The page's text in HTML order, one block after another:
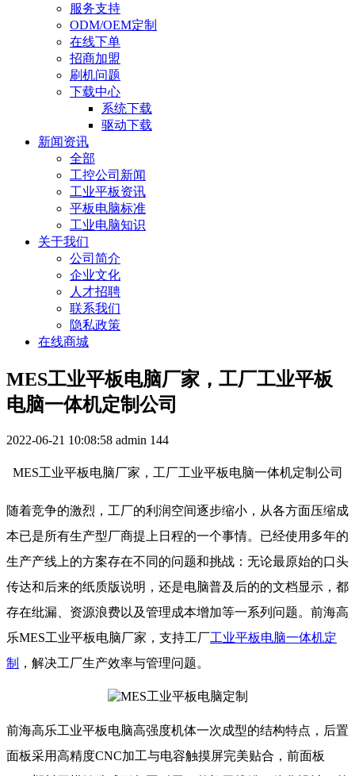
服务支持
ODM/OEM定制
在线下单
招商加盟
刷机问题
下载中心
系统下载
驱动下载
新闻资讯
全部
工控公司新闻
工业平板资讯
平板电脑标准
工业电脑知识
关于我们
公司简介
企业文化
人才招聘
联系我们
隐私政策
在线商城
MES工业平板电脑厂家，工厂工业平板
电脑一体机定制公司
2022-06-21 10:08:58 admin 144
MES工业平板电脑厂家，工厂工业平板电脑一体机定制公司
随着竞争的激烈，工厂的利润空间逐步缩小，从各方面压缩成
本已是所有生产型厂商提上日程的一个事情。已经使用多年的
生产产线上的方案存在不同的问题和挑战：无论最原始的口头
传达和后来的纸质版说明，还是电脑普及后的的文档显示，都
存在纰漏、资源浪费以及管理成本增加等一系列问题。前海高
乐MES工业平板电脑厂家，支持工厂工业平板电脑一体机定
制
，解决工厂生产效率与管理问题。
前海高乐工业平板电脑高强度机体一次成型的结构特点，后置
面板采用高精度CNC加工与电容触摸屏完美贴合，前面板